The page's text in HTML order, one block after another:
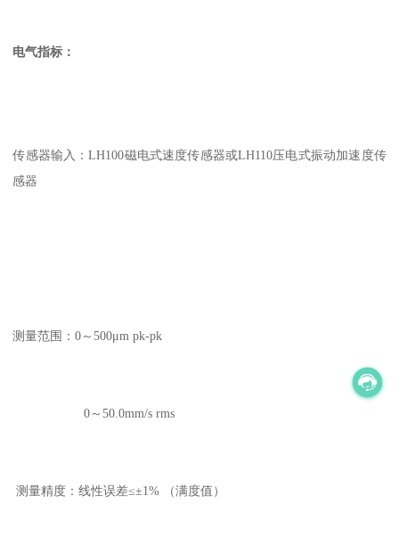
电气指标：
传感器输入：LH100磁电式速度传感器或LH110压电式振动加速度传
感器
测量范围：0～500μm pk-pk
0～50.0mm/s rms
测量精度：线性误差≤±1% （满度值）